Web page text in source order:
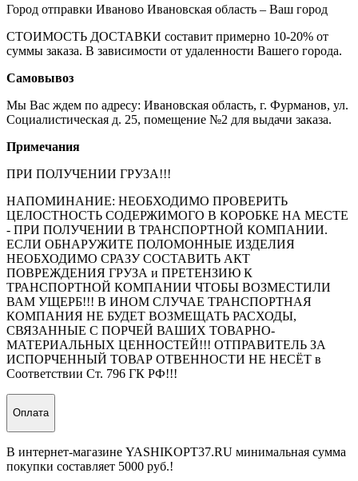
Город отправки Иваново Ивановская область – Ваш город
СТОИМОСТЬ ДОСТАВКИ составит примерно 10-20% от
суммы заказа. В зависимости от удаленности Вашего города.
Самовывоз
Мы Вас ждем по адресу: Ивановская область, г. Фурманов, ул.
Социалистическая д. 25, помещение №2 для выдачи заказа.
Примечания
ПРИ ПОЛУЧЕНИИ ГРУЗА!!!
НАПОМИНАНИЕ: НЕОБХОДИМО ПРОВЕРИТЬ
ЦЕЛОСТНОСТЬ СОДЕРЖИМОГО В КОРОБКЕ НА МЕСТЕ
- ПРИ ПОЛУЧЕНИИ В ТРАНСПОРТНОЙ КОМПАНИИ.
ЕСЛИ ОБНАРУЖИТЕ ПОЛОМОННЫЕ ИЗДЕЛИЯ
НЕОБХОДИМО СРАЗУ СОСТАВИТЬ АКТ
ПОВРЕЖДЕНИЯ ГРУЗА и ПРЕТЕНЗИЮ К
ТРАНСПОРТНОЙ КОМПАНИИ ЧТОБЫ ВОЗМЕСТИЛИ
ВАМ УЩЕРБ!!! В ИНОМ СЛУЧАЕ ТРАНСПОРТНАЯ
КОМПАНИЯ НЕ БУДЕТ ВОЗМЕЩАТЬ РАСХОДЫ,
СВЯЗАННЫЕ С ПОРЧЕЙ ВАШИХ ТОВАРНО-
МАТЕРИАЛЬНЫХ ЦЕННОСТЕЙ!!! ОТПРАВИТЕЛЬ ЗА
ИСПОРЧЕННЫЙ ТОВАР ОТВЕННОСТИ НЕ НЕСЁТ в
Соответствии Ст. 796 ГК РФ!!!
Оплата
В интернет-магазине YASHIKOPT37.RU минимальная сумма
покупки составляет 5000 руб.!